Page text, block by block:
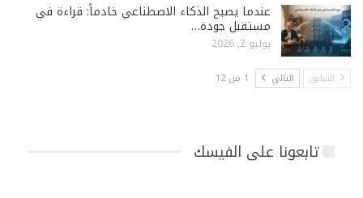
عندما يصبح الذكاء الاصطناعي خادماً: قراءة في
مستقبل جودة…
يوليو 2, 2026
السابق التالي 1 من 12
تابعونا على الفيسك